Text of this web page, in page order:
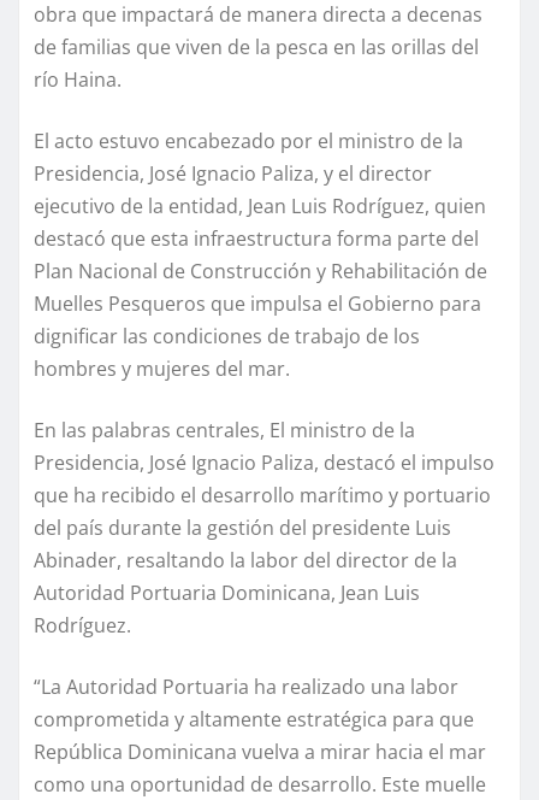
obra que impactará de manera directa a decenas
de familias que viven de la pesca en las orillas del
río Haina.
El acto estuvo encabezado por el ministro de la
Presidencia, José Ignacio Paliza, y el director
ejecutivo de la entidad, Jean Luis Rodríguez, quien
destacó que esta infraestructura forma parte del
Plan Nacional de Construcción y Rehabilitación de
Muelles Pesqueros que impulsa el Gobierno para
dignificar las condiciones de trabajo de los
hombres y mujeres del mar.
En las palabras centrales, El ministro de la
Presidencia, José Ignacio Paliza, destacó el impulso
que ha recibido el desarrollo marítimo y portuario
del país durante la gestión del presidente Luis
Abinader, resaltando la labor del director de la
Autoridad Portuaria Dominicana, Jean Luis
Rodríguez.
“La Autoridad Portuaria ha realizado una labor
comprometida y altamente estratégica para que
República Dominicana vuelva a mirar hacia el mar
como una oportunidad de desarrollo. Este muelle